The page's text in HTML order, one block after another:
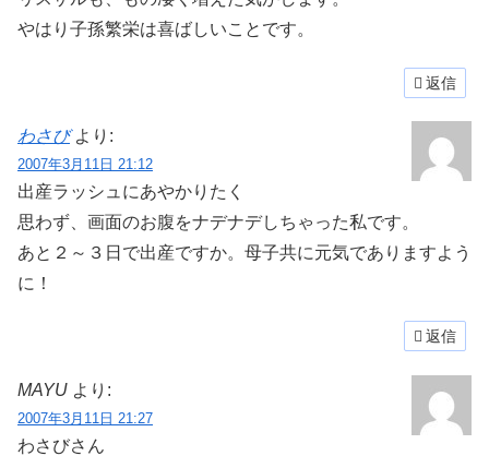
やはり子孫繁栄は喜ばしいことです。
返信
わさび より:
2007年3月11日 21:12
出産ラッシュにあやかりたく
思わず、画面のお腹をナデナデしちゃった私です。
あと２～３日で出産ですか。母子共に元気でありますよう
に！
返信
MAYU より:
2007年3月11日 21:27
わさびさん